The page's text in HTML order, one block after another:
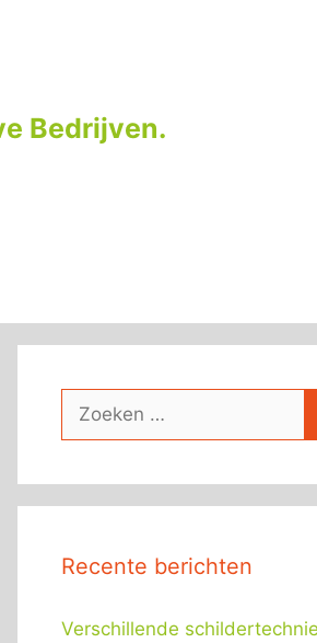
Bedrijven.
naar:
Recente berichten
Verschillende